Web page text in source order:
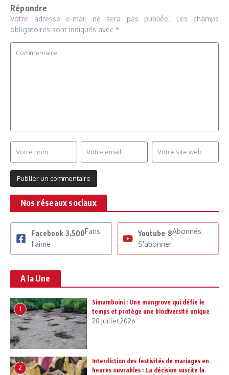
Répondre
Votre adresse e-mail ne sera pas publiée.
Les champs
obligatoires sont indiqués avec *
Nos réseaux sociaux
Facebook 3,500Fans
J'aime
Youtube 8Abonnés
S'abonner
A la Une
1
Simamboini : Une mangrove qui défie le
temps et protège une biodiversité unique
20 juillet 2026
2
Interdiction des festivités de mariages en
heures ouvrables : La décision suscite la